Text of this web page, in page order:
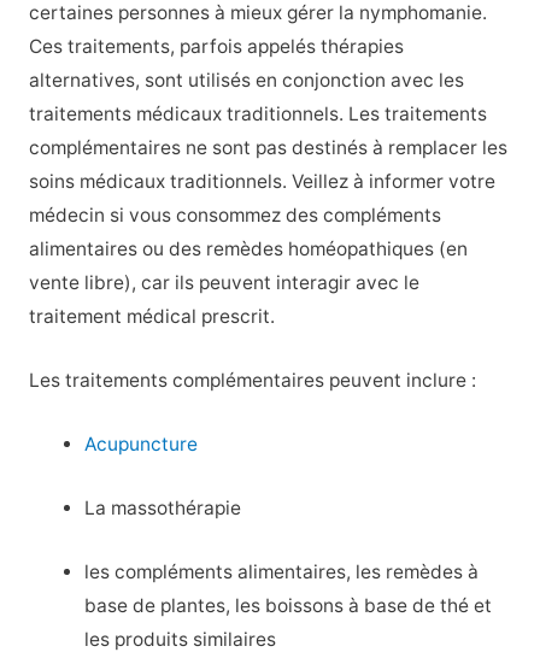
certaines personnes à mieux gérer la nymphomanie.
Ces traitements, parfois appelés thérapies
alternatives, sont utilisés en conjonction avec les
traitements médicaux traditionnels. Les traitements
complémentaires ne sont pas destinés à remplacer les
soins médicaux traditionnels. Veillez à informer votre
médecin si vous consommez des compléments
alimentaires ou des remèdes homéopathiques (en
vente libre), car ils peuvent interagir avec le
traitement médical prescrit.
Les traitements complémentaires peuvent inclure :
Acupuncture
La massothérapie
les compléments alimentaires, les remèdes à
base de plantes, les boissons à base de thé et
les produits similaires